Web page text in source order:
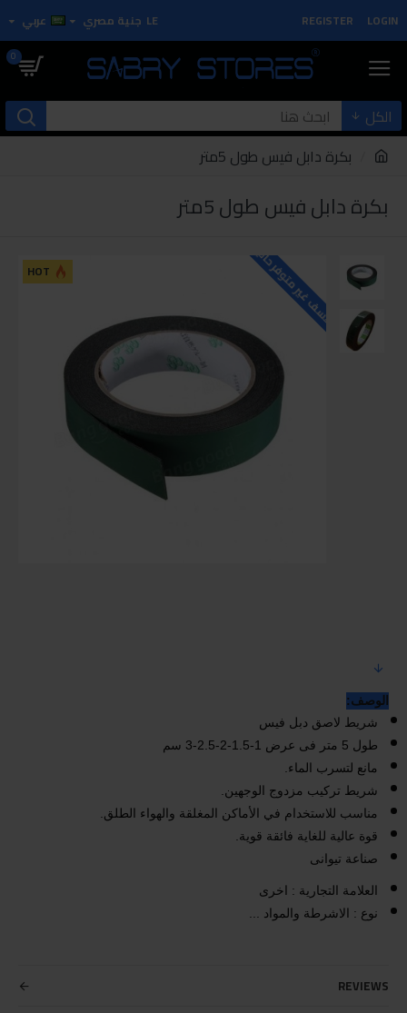
LOGIN
REGISTER
LE جنية مصري عربي
0
الكل
بكرة دابل فيس طول 5متر
بكرة دابل فيس طول 5متر
HOT للاسف غير متوفر حاليا
الوصف:
شريط لاصق دبل فيس
طول 5 متر فى عرض 1-1.5-2-2.5-3 سم
مانع لتسرب الماء‏.‏
شريط تركيب مزدوج الوجهين‏.‏
مناسب للاستخدام في الأماكن المغلقة والهواء الطلق‏.‏
قوة عالية للغاية فائقة قوية‏.‏
صناعة تيوانى
العلامة التجارية : اخرى
نوع : الاشرطة والمواد ...
REVIEWS